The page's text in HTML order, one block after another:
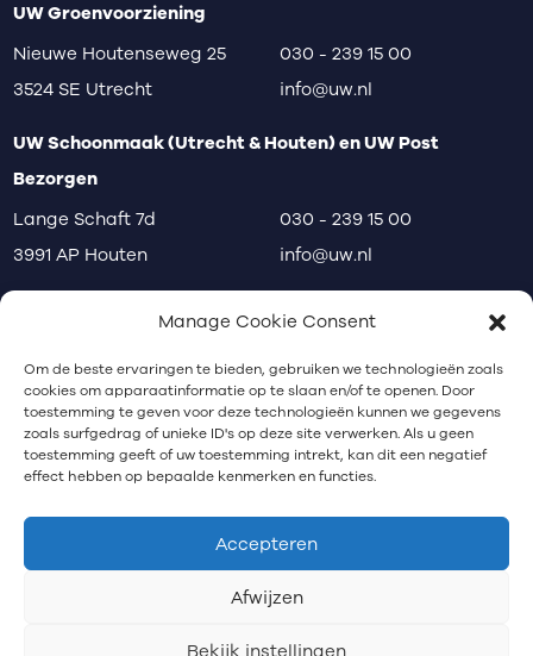
Manage Cookie Consent
Om de beste ervaringen te bieden, gebruiken we technologieën zoals
cookies om apparaatinformatie op te slaan en/of te openen. Door
toestemming te geven voor deze technologieën kunnen we gegevens
zoals surfgedrag of unieke ID's op deze site verwerken. Als u geen
toestemming geeft of uw toestemming intrekt, kan dit een negatief
effect hebben op bepaalde kenmerken en functies.
Accepteren
Afwijzen
Bekijk instellingen
UW Groenvoorziening
Nieuwe Houtenseweg 25
3524 SE Utrecht
030 - 239 15 00
info@uw.nl
UW Schoonmaak (Utrecht & Houten) en UW Post
Bezorgen
Lange Schaft 7d
3991 AP Houten
030 - 239 15 00
info@uw.nl
privacy
klachten
Nieuwsbrief
Schrijf je in voor onze nieuwsbrief.